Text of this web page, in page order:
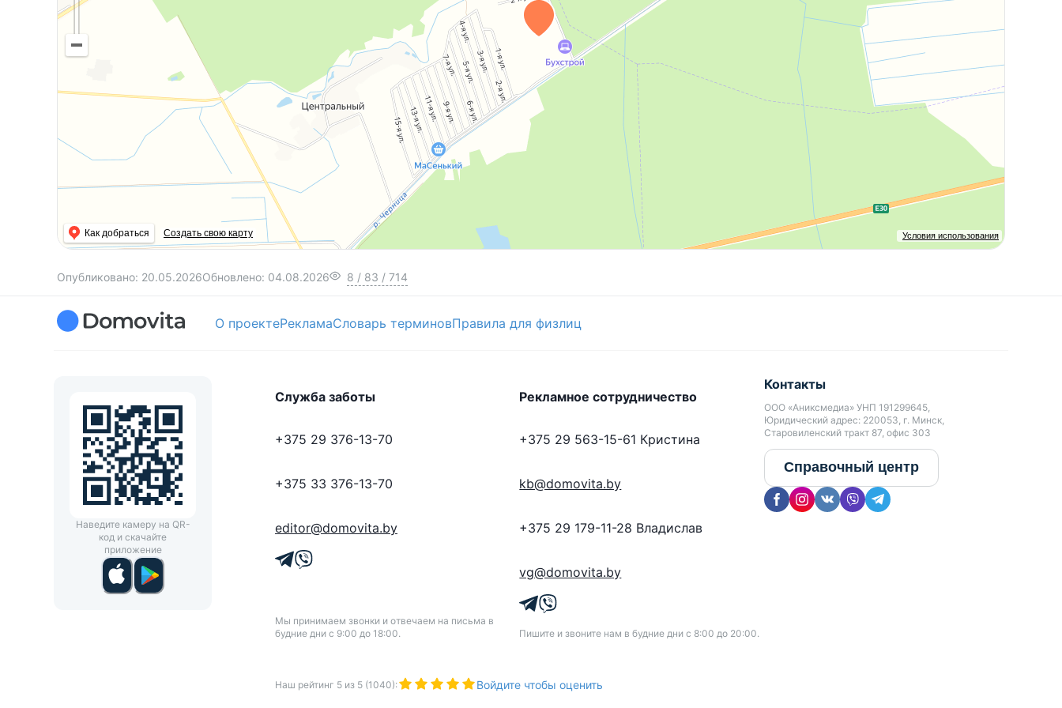
Звоните прямо сейчас! Покажем в любое удобное для вас время! Ключи в день сделки!
Этот объект можно купить в кредит, подробности уточняйте у специалиста по недвижимости.
Поможем продать ваш объект для покупки этого
Новые объекты в продаже каждый день
Бесплатный выезд риэлтора для оценки объекта
Поможем проверить самостоятельно найденный объект - услуга Свой Вариант
Условия использования
Как добраться Создать свою карту
Опубликовано: 20.05.2026Обновлено: 04.08.2026 8 / 83 / 714
О проектеРекламаСловарь терминовПравила для физлиц
Наведите камеру на QR-
код и скачайте
приложение
Служба заботы
+375 29 376-13-70
+375 33 376-13-70
editor@domovita.by
Мы принимаем звонки и отвечаем на письма в
будние дни с 9:00 до 18:00.
Рекламное сотрудничество
+375 29 563-15-61 Кристина
kb@domovita.by
+375 29 179-11-28 Владислав
vg@domovita.by
Пишите и звоните нам в будние дни с 8:00 до 20:00.
Контакты
ООО «Аниксмедиа» УНП 191299645,
Юридический адрес: 220053, г. Минск,
Старовиленский тракт 87, офис 303
Справочный центр
Наш рейтинг 5 из 5 (1040): Войдите чтобы оценить